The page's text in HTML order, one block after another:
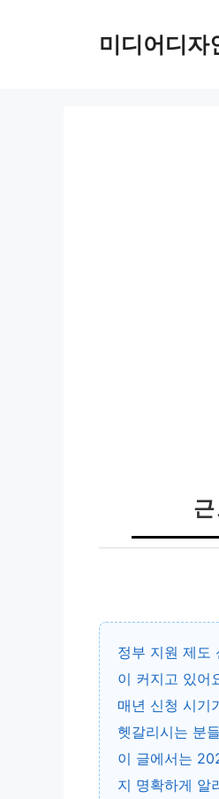
미디어디자
정부 지원 제도
이 커지고 있어
매년 신청 시기
헷갈리시는 분
이 글에서는
지 명확하게 알